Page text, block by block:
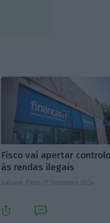
Fisco vai apertar
às rendas ilegais
Salomé Pinto, 11 Setembro 2024